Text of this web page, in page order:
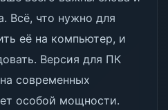
Всё, что нужно для
её на компьютер, и
Версия для ПК
современных
особой мощности.